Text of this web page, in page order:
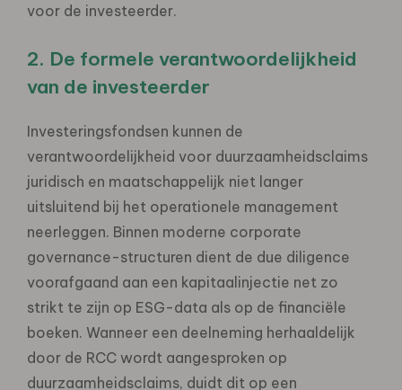
voor de investeerder.
2. De formele verantwoordelijkheid
van de investeerder
Investeringsfondsen kunnen de
verantwoordelijkheid voor duurzaamheidsclaims
juridisch en maatschappelijk niet langer
uitsluitend bij het operationele management
neerleggen. Binnen moderne corporate
governance-structuren dient de due diligence
voorafgaand aan een kapitaalinjectie net zo
strikt te zijn op ESG-data als op de financiële
boeken. Wanneer een deelneming herhaaldelijk
door de RCC wordt aangesproken op
duurzaamheidsclaims, duidt dit op een